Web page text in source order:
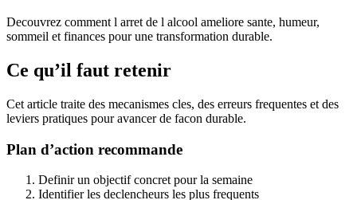
Decouvrez comment l arret de l alcool ameliore sante, humeur,
sommeil et finances pour une transformation durable.
Ce qu’il faut retenir
Cet article traite des mecanismes cles, des erreurs frequentes et des
leviers pratiques pour avancer de facon durable.
Plan d’action recommande
Definir un objectif concret pour la semaine
Identifier les declencheurs les plus frequents